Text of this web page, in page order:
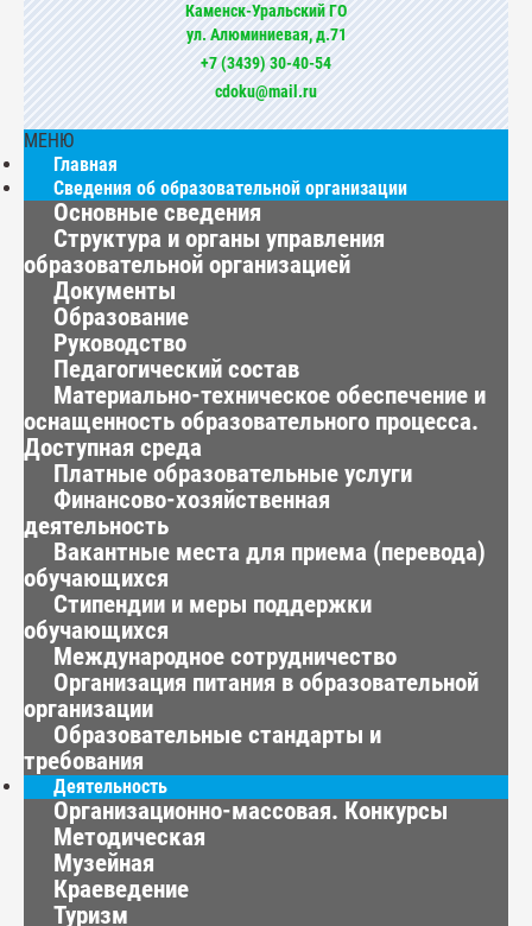
Каменск-Уральский ГО
ул. Алюминиевая, д.71
+7 (3439) 30-40-54
cdoku@mail.ru
МЕНЮ
Главная
Сведения об образовательной организации
Основные сведения
Структура и органы управления
образовательной организацией
Документы
Образование
Руководство
Педагогический состав
Материально-техническое обеспечение и
оснащенность образовательного процесса.
Доступная среда
Платные образовательные услуги
Финансово-хозяйственная
деятельность
Вакантные места для приема (перевода)
обучающихся
Стипендии и меры поддержки
обучающихся
Международное сотрудничество
Организация питания в образовательной
организации
Образовательные стандарты и
требования
Деятельность
Организационно-массовая. Конкурсы
Методическая
Музейная
Краеведение
Туризм